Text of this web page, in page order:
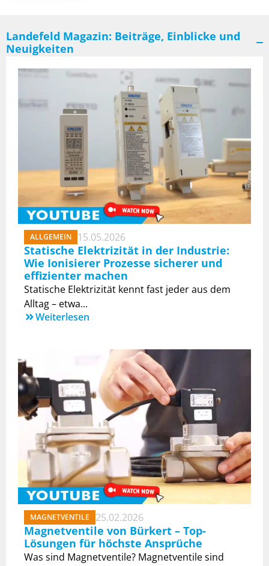
Landefeld Magazin: Beiträge, Einblicke und
Neuigkeiten
ALLGEMEIN 15.05.2026
Statische Elektrizität in der Industrie:
Wie Ionisierer Prozesse sicherer und
effizienter machen
Statische Elektrizität kennt fast jeder aus dem
Alltag – etwa...
Weiterlesen
MAGNETVENTILE 25.02.2026
Magnetventile von Bürkert – Top-
Lösungen für höchste Ansprüche
Was sind Magnetventile? Magnetventile sind